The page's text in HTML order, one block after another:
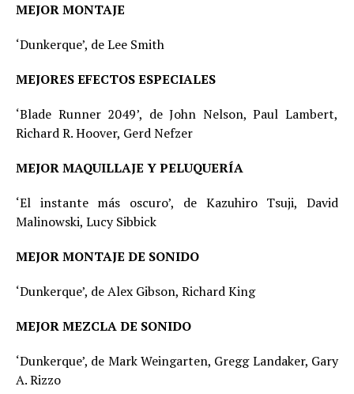
MEJOR MONTAJE
‘Dunkerque’, de Lee Smith
MEJORES EFECTOS ESPECIALES
‘Blade Runner 2049’, de John Nelson, Paul Lambert,
Richard R. Hoover, Gerd Nefzer
MEJOR MAQUILLAJE Y PELUQUERÍA
‘El instante más oscuro’, de Kazuhiro Tsuji, David
Malinowski, Lucy Sibbick
MEJOR MONTAJE DE SONIDO
‘Dunkerque’, de Alex Gibson, Richard King
MEJOR MEZCLA DE SONIDO
‘Dunkerque’, de Mark Weingarten, Gregg Landaker, Gary
A. Rizzo